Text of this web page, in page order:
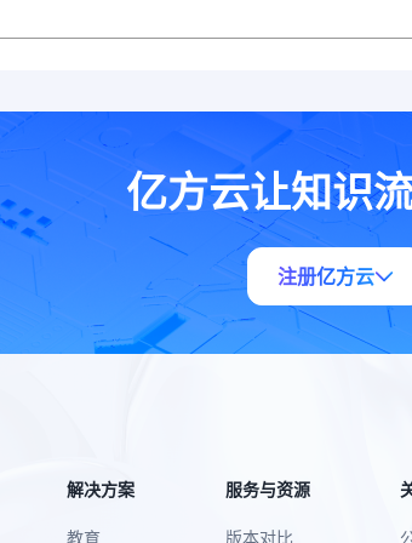
亿方云让知识
注册亿方云
解决方案
教育
服务与资源
版本对比